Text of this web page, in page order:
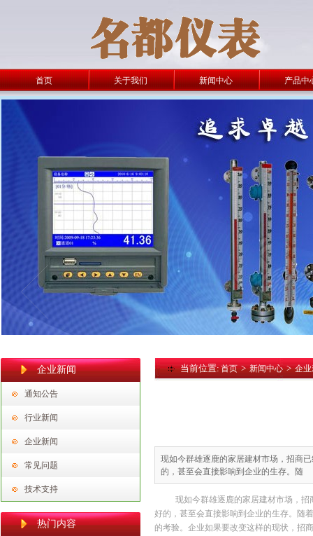
首页 关于我们 新闻中心 产品中
企业新闻
通知公告
行业新闻
企业新闻
常见问题
技术支持
热门内容
当前位置:首页>新闻中心>企
现如今群雄逐鹿的家居建材市场，招商
的，甚至会直接影响到企业的生存。随
现如今群雄逐鹿的家居建材市场，
好的，甚至会直接影响到企业的生存。随
的考验。企业如果要改变这样的现状，招